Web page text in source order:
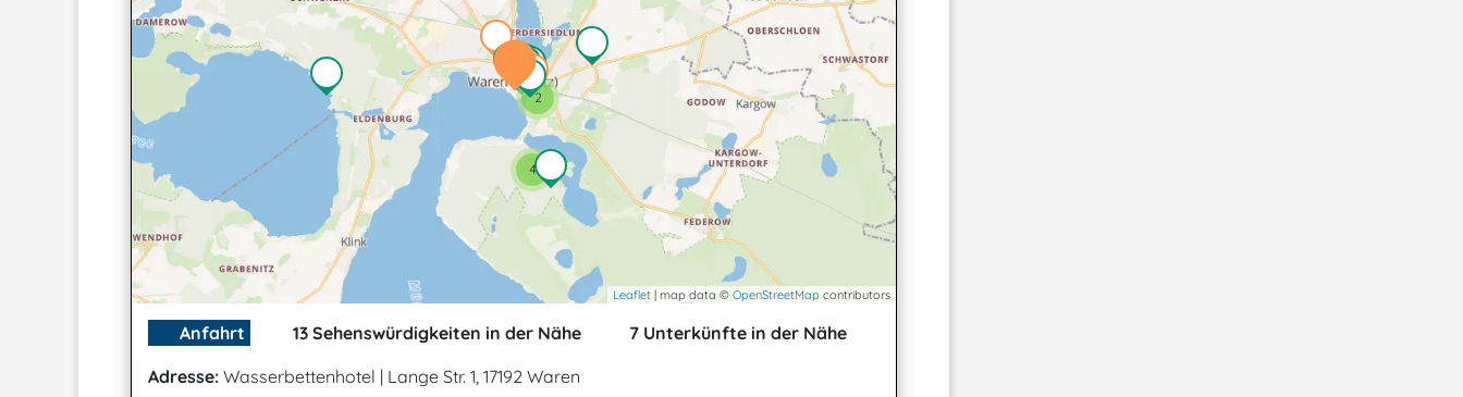
4
2
Leaflet | map data © OpenStreetMap contributors
Anfahrt 13 Sehenswürdigkeiten in der Nähe
7 Unterkünfte in der Nähe
Adresse: Wasserbettenhotel | Lange Str. 1, 17192 Waren